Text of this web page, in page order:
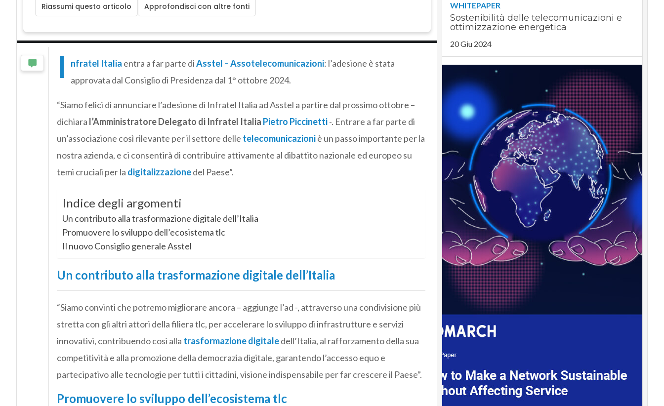
Riassumi questo articolo Approfondisci con altre fonti
I nfratel Italia entra a far parte diAsstel – Assotelecomunicazioni: l’adesione è stata
approvata dal Consiglio di Presidenza dal 1° ottobre 2024.
“Siamo felici di annunciare l’adesione di Infratel Italia ad Asstel a partire dal prossimo ottobre –
dichiara l’Amministratore Delegato di Infratel Italia Pietro Piccinetti-. Entrare a far parte di
un’associazione così rilevante per il settore delle telecomunicazioniè un passo importante per la
nostra azienda, e ci consentirà di contribuire attivamente al dibattito nazionale ed europeo su
temi cruciali per la digitalizzazionedel Paese”.
Indice degli argomenti
Un contributo alla trasformazione digitale dell’Italia
Promuovere lo sviluppo dell’ecosistema tlc
Il nuovo Consiglio generale Asstel
Un contributo alla trasformazione digitale dell’Italia
“Siamo convinti che potremo migliorare ancora – aggiunge l’ad -, attraverso una condivisione più
stretta con gli altri attori della filiera tlc, per accelerare lo sviluppo di infrastrutture e servizi
innovativi, contribuendo così alla trasformazione digitaledell’Italia, al rafforzamento della sua
competitività e alla promozione della democrazia digitale, garantendo l’accesso equo e
partecipativo alle tecnologie per tutti i cittadini, visione indispensabile per far crescere il Paese”.
Promuovere lo sviluppo dell’ecosistema tlc
WHITEPAPER
Sostenibilità delle telecomunicazioni e
ottimizzazione energetica
20 Giu 2024